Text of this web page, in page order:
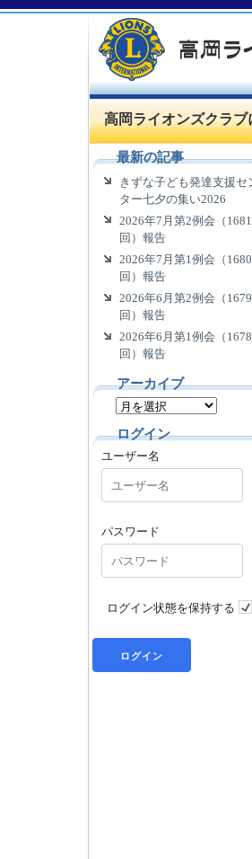
高岡ライオンズクラブ
最新の記事
きずな子ども発達支援セ
ター七夕の集い2026
2026年7月第2例会（1681
回）報告
2026年7月第1例会（1680
回）報告
2026年6月第2例会（1679
回）報告
2026年6月第1例会（1678
回）報告
アーカイブ
ログイン
ユーザー名
パスワード
ログイン状態を保持する